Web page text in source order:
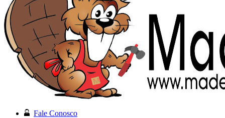
Fale Conosco